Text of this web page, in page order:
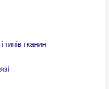
типів тканин